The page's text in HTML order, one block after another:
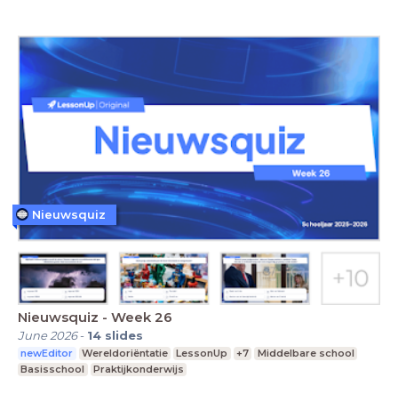
Nieuwsquiz - Week 26
June 2026- 14 slides
newEditor Wereldoriëntatie LessonUp +7
Middelbare school
Basisschool
Praktijkonderwijs
Nieuwsquiz